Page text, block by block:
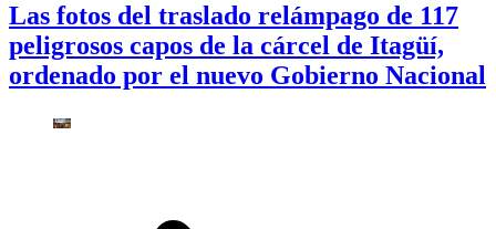
Las fotos del traslado relámpago de 117
peligrosos capos de la cárcel de Itagüí,
ordenado por el nuevo Gobierno Nacional